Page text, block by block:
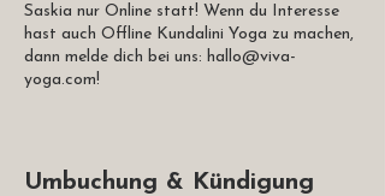
Saskia nur Online statt! Wenn du Interesse
hast auch Offline Kundalini Yoga zu machen,
dann melde dich bei uns: hallo@viva-
Umbuchung & Kündigung